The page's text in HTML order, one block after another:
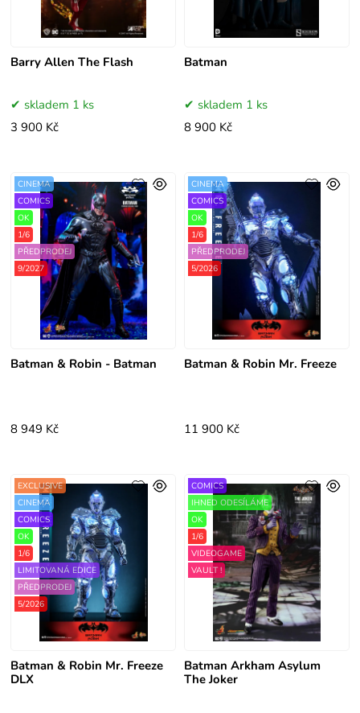
Barry Allen The Flash
skladem 1 ks
3 900 Kč
Batman
skladem 1 ks
8 900 Kč
Batman & Robin - Batman
CINEMA
COMICS
OK
1/6
PŘEDPRODEJ
9/2027
8 949 Kč
Batman & Robin Mr. Freeze
CINEMA
COMICS
OK
1/6
PŘEDPRODEJ
5/2026
11 900 Kč
Batman & Robin Mr. Freeze
DLX
EXCLUSIVE
CINEMA
COMICS
OK
1/6
LIMITOVANÁ EDICE
PŘEDPRODEJ
5/2026
Batman Arkham Asylum
The Joker
COMICS
IHNED ODESÍLÁME
OK
1/6
VIDEOGAME
VAULT !